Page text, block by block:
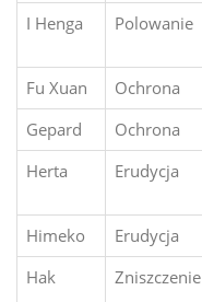
I Henga
Polowanie
Fu Xuan
Ochrona
Gepard
Ochrona
Herta
Erudycja
Himeko
Erudycja
Hak
Zniszczenie